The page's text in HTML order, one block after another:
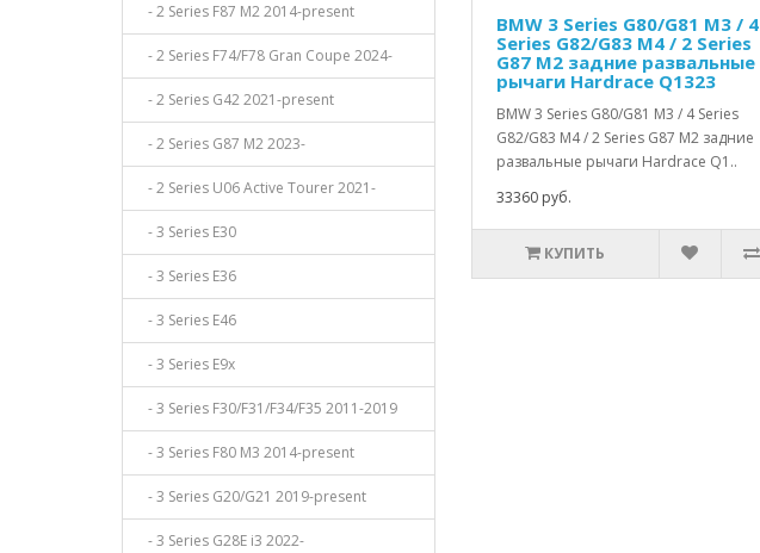
- 2 Series F87 M2 2014-present
- 2 Series F74/F78 Gran Coupe 2024-
- 2 Series G42 2021-present
- 2 Series G87 M2 2023-
- 2 Series U06 Active Tourer 2021-
- 3 Series E30
- 3 Series E36
- 3 Series E46
- 3 Series E9x
- 3 Series F30/F31/F34/F35 2011-2019
- 3 Series F80 M3 2014-present
- 3 Series G20/G21 2019-present
- 3 Series G28E i3 2022-
BMW 3 Series G80/G81 M3 / 4
Series G82/G83 M4 / 2 Series
G87 M2 задние развальные
рычаги Hardrace Q1323
BMW 3 Series G80/G81 M3 / 4 Series
G82/G83 M4 / 2 Series G87 M2 задние
развальные рычаги Hardrace Q1..
33360 руб.
КУПИТЬ